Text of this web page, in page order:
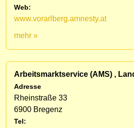
Web:
www.vorarlberg.amnesty.at
mehr »
Arbeitsmarktservice (AMS) ,
Adresse
Rheinstraße 33
6900 Bregenz
Tel: